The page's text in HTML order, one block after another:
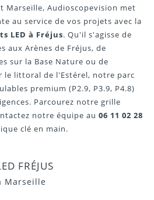
Marseille, Audioscopevision met
au service de vos projets avec la
LED à Fréjus. Qu'il s'agisse de
aux Arènes de Fréjus, de
sur la Base Nature ou de
le littoral de l'Estérel, notre parc
premium (P2.9, P3.9, P4.8)
Parcourez notre grille
notre équipe au 06 11 02 28
clé en main.
FRÉJUS
Marseille